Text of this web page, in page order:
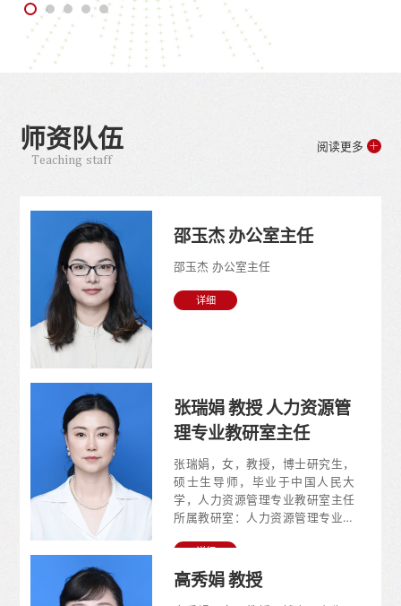
师资队伍
Teaching staff
阅读更多
邵玉杰 办公室主任
邵玉杰 办公室主任
详细
张瑞娟 教授 人力资源管
理专业教研室主任
张瑞娟，女，教授，博士研究生，
硕士生导师，毕业于中国人民大
学，人力资源管理专业教研室主任
所属教研室：人力资源管理专业教
性领导力主讲课程：薪酬管理、组
织行为学、统计学，统计软件应
详细
高秀娟 教授